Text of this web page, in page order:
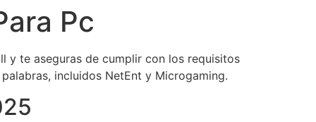
Pc
y te aseguras de cumplir con los requisitos
incluidos NetEnt y Microgaming.